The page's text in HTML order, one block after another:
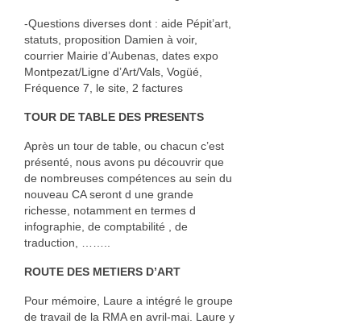
Elisabeth Molimard
Daniel Pelegrin
David Ranchin
joseph vallon
Emilie Rouillon
Fil et textile
Dominique Chapre
Geneviève Quievreux
Elisabeth Roux
-Questions diverses dont : aide Pépit’art,
statuts, proposition Damien à voir,
courrier Mairie d’Aubenas, dates expo
Montpezat/Ligne d’Art/Vals, Vogüé,
Fréquence 7, le site, 2 factures
TOUR DE TABLE DES PRESENTS
Après un tour de table, ou chacun c’est
présenté, nous avons pu découvrir que
de nombreuses compétences au sein du
nouveau CA seront d une grande
richesse, notamment en termes d
infographie, de comptabilité , de
traduction, ……..
ROUTE DES METIERS D’ART
Pour mémoire, Laure a intégré le groupe
de travail de la RMA en avril-mai. Laure y